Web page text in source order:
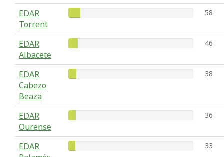
EDAR
Torrent
58
EDAR
Albacete
46
EDAR
Cabezo
Beaza
38
EDAR
Ourense
36
EDAR
33